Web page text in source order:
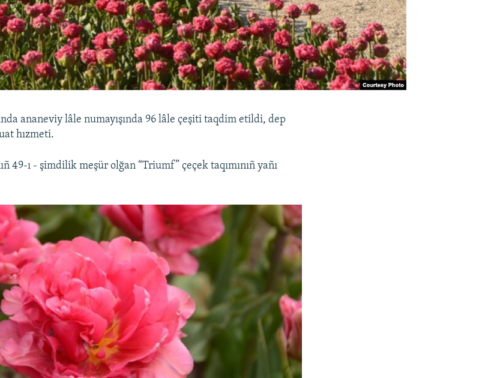
ananeviy lâle numayışında 96 lâle çeşiti taqdim etildi, dep
hızmeti.
49-ı - şimdilik meşür olğan “Triumf” çeçek taqımınıñ yañı